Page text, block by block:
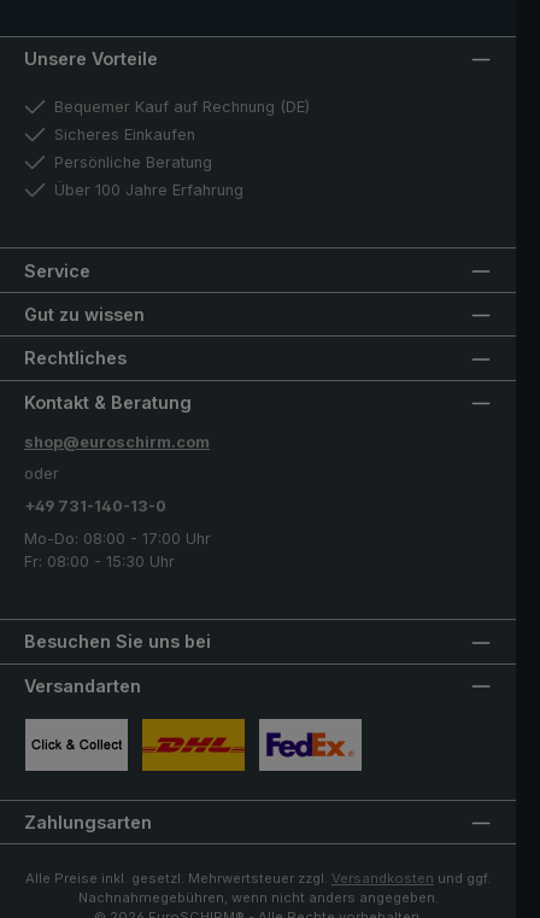
Unsere Vorteile
Bequemer Kauf auf Rechnung (DE)
Sicheres Einkaufen
Persönliche Beratung
Über 100 Jahre Erfahrung
Service
Gut zu wissen
Rechtliches
Besuchen Sie uns bei
Kontakt & Beratung
shop@euroschirm.com
oder
+49 731-140-13-0
Mo-Do: 08:00 - 17:00 Uhr
Fr: 08:00 - 15:30 Uhr
Versandarten
Zahlungsarten
Alle Preise inkl. gesetzl. Mehrwertsteuer zzgl. Versandkosten und ggf.
Nachnahmegebühren, wenn nicht anders angegeben.